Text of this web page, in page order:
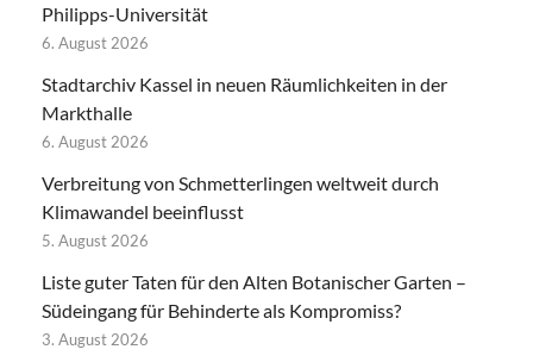
Philipps-Universität
6. August 2026
Stadtarchiv Kassel in neuen Räumlichkeiten in der
Markthalle
6. August 2026
Verbreitung von Schmetterlingen weltweit durch
Klimawandel beeinflusst
5. August 2026
Liste guter Taten für den Alten Botanischer Garten –
Südeingang für Behinderte als Kompromiss?
3. August 2026